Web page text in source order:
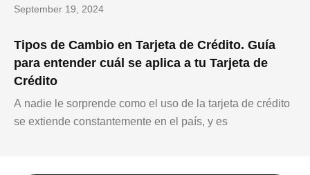
Tipos de Cambio en Tarjeta de Crédito. Guía
para entender cuál se aplica a tu Tarjeta de
Crédito
September 19, 2024
A nadie le sorprende como el uso de la tarjeta de crédito
se extiende constantemente en el país, y es